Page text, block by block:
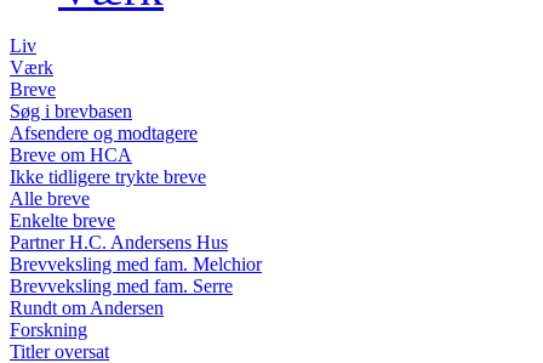
Liv
Værk
Breve
Søg i brevbasen
Afsendere og modtagere
Breve om HCA
Ikke tidligere trykte breve
Alle breve
Enkelte breve
Partner H.C. Andersens Hus
Brevveksling med fam. Melchior
Brevveksling med fam. Serre
Rundt om Andersen
Forskning
Titler oversat